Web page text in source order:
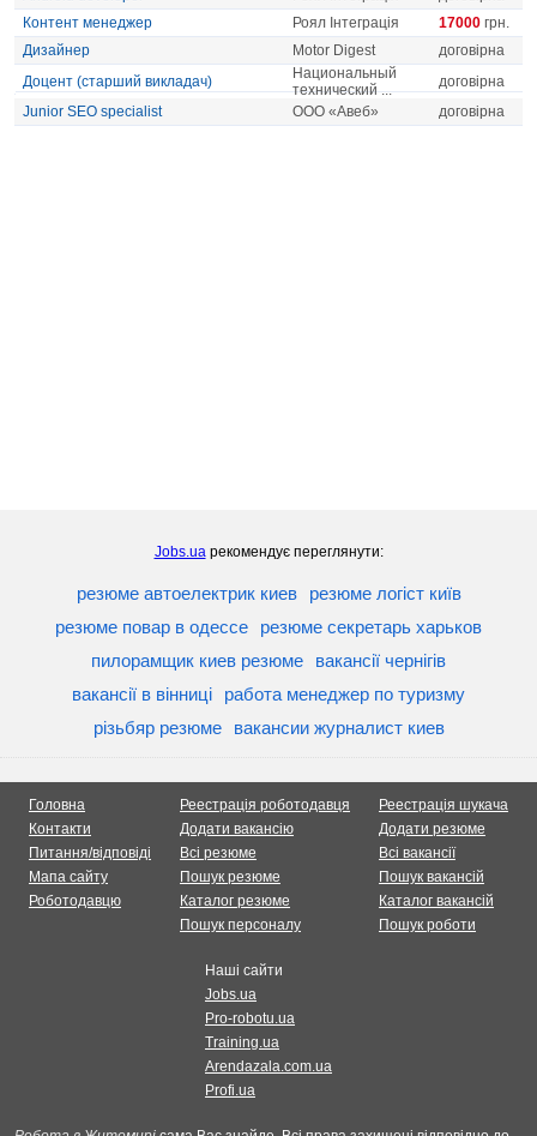
Контент менеджер
Роял Інтеграція 17000 грн.
Дизайнер
Motor Digest
договірна
Доцент (старший викладач)
Национальный
технический ...
договірна
Junior SEO specialist
ООО «Авеб» договірна
Jobs.uaрекомендує переглянути:
резюме автоелектрик киев
резюме логіст київ
резюме повар в одессе
резюме секретарь харьков
пилорамщик киев резюме
вакансії чернігів
вакансії в вінниці
работа менеджер по туризму
різьбяр резюме
вакансии журналист киев
Головна
Контакти
Питання/відповіді
Мапа сайту
Роботодавцю
Реестрація роботодавця
Додати вакансію
Всі резюме
Пошук резюме
Каталог резюме
Пошук персоналу
Реестрація шукача
Додати резюме
Всі вакансії
Пошук вакансій
Каталог вакансій
Пошук роботи
Наші сайти
Jobs.ua
Pro-robotu.ua
Training.ua
Arendazala.com.ua
Profi.ua